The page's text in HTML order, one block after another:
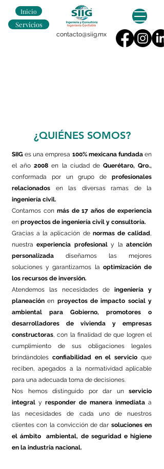
Inicio
Servicios
contacto@siig.mx
¿QUIÉNES SOMOS?
SIIG es una empresa 100% mexicana fundadaen
el año2008en la ciudad de Querétaro, Qro.,
conformada por un grupo de profesionales
relacionados en las diversas ramas de la
ingeniería civil.
Contamos con más de 17 años de experiencia
en proyectos de ingeniería civil y consultoría.
Gracias a la aplicación de normas de calidad,
nuestraexperiencia profesionaly laatención
personalizada diseñamos las mejores
soluciones y garantizamos la optimización de
los recursos de inversión.
Atendemos las necesidades deingeniería y
planeación en proyectos de impacto social y
ambiental
para Gobierno, promotores o
desarrolladores de vivienda y empresas
constructoras, con la finalidad de que logren el
cumplimiento de sus obligaciones legales
brindándoles confiabilidad en el servicio que
reciben, apegados a la normatividad aplicable
para una adecuada toma de decisiones.
Nos hemos distinguido por dar un servicio
integral y responder de manera inmediata a
las necesidades de cada uno de nuestros
clientes con la convicción de dar soluciones en
el ámbito ambiental, de seguridad e higiene
en la industria nacional.